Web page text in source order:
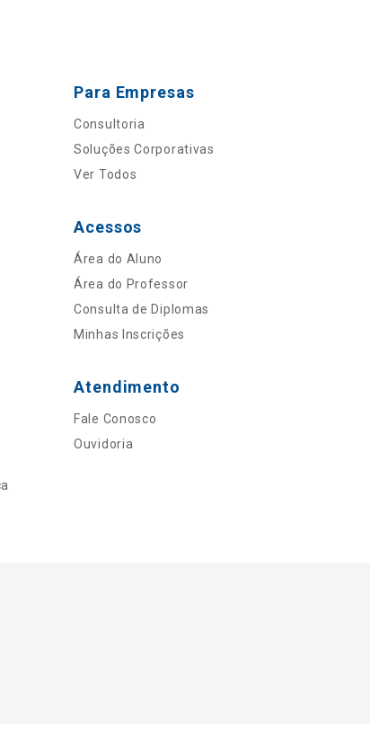
Para Empresas
Consultoria
Soluções Corporativas
Ver Todos
Acessos
Área do Aluno
Área do Professor
Consulta de Diplomas
Minhas Inscrições
Atendimento
Fale Conosco
Ouvidoria